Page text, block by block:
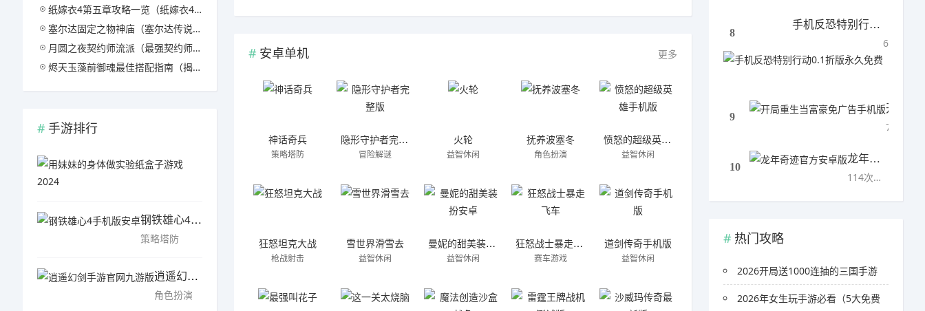
8
手机反恐特别行动0.1折版永久免费
9
10
龙年奇迹官方安卓版
114次下载
热门攻略
2026开局送1000连抽的三国手游
2026年女生玩手游必看（5大免费
安卓单机 更多
神话奇兵
策略塔防
隐形守护者完整版
冒险解谜
火轮
益智休闲
抚养波塞冬
角色扮演
愤怒的超级英雄手机版
益智休闲
狂怒坦克大战
枪战射击
雪世界滑雪去
益智休闲
曼妮的甜美装扮安卓
益智休闲
狂怒战士暴走飞车
赛车游戏
道剑传奇手机版
益智休闲
纸嫁衣4第五章攻略一览（纸嫁衣4第五章完美攻略一览）
塞尔达固定之物神庙（塞尔达传说神庙固定之物攻略一览）
月圆之夜契约师流派（最强契约师流派推荐2024）
烬天玉藻前御魂最佳搭配指南（揭秘烬天玉藻前在御魂中的最佳搭配方式一览）
手游排行
用妹妹的身体做实验纸盒子游戏2024
钢铁雄心4手机版安卓
策略塔防
逍遥幻剑手游官网九游版
角色扮演